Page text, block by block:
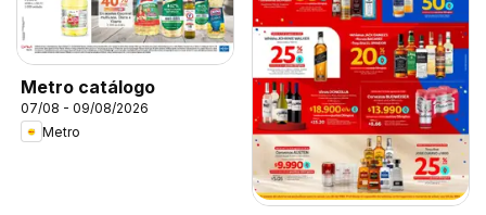
Metro catálogo
07/08 - 09/08/2026
Metro